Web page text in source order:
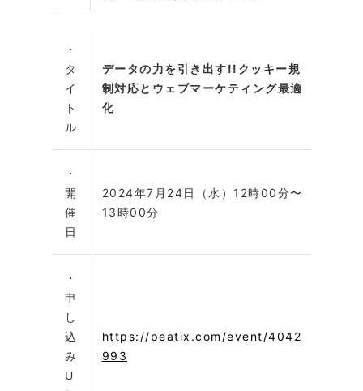
・
タ
イ
ト
ル
データの力を引き出す!!クッキー規
制対応とウェブマーケティング最適
化
・
開
催
日
2024年7月24日（水）12時00分〜
13時00分
・
申
し
込
み
U
https://peatix.com/event/4042
993